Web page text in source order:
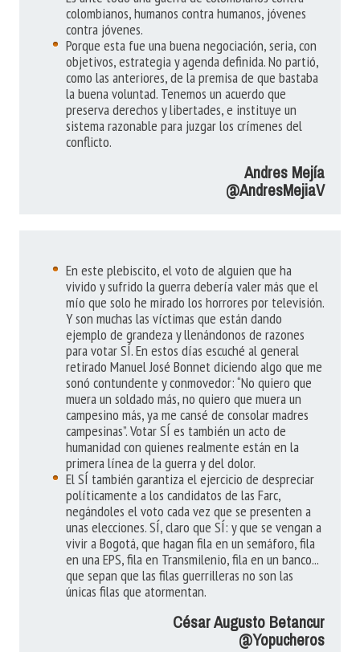
colombianos, humanos contra humanos, jóvenes
contra jóvenes.
Porque esta fue una buena negociación, seria, con
objetivos, estrategia y agenda definida. No partió,
como las anteriores, de la premisa de que bastaba
la buena voluntad. Tenemos un acuerdo que
preserva derechos y libertades, e instituye un
sistema razonable para juzgar los crímenes del
conflicto.
Andres Mejía
@AndresMejiaV
En este plebiscito, el voto de alguien que ha
vivido y sufrido la guerra debería valer más que el
mío que solo he mirado los horrores por televisión.
Y son muchas las víctimas que están dando
ejemplo de grandeza y llenándonos de razones
para votar SÍ. En estos días escuché al general
retirado Manuel José Bonnet diciendo algo que me
sonó contundente y conmovedor: “No quiero que
muera un soldado más, no quiero que muera un
campesino más, ya me cansé de consolar madres
campesinas”. Votar SÍ es también un acto de
humanidad con quienes realmente están en la
primera línea de la guerra y del dolor.
El SÍ también garantiza el ejercicio de despreciar
políticamente a los candidatos de las Farc,
negándoles el voto cada vez que se presenten a
unas elecciones. SÍ, claro que SÍ: y que se vengan a
vivir a Bogotá, que hagan fila en un semáforo, fila
en una EPS, fila en Transmilenio, fila en un banco...
que sepan que las filas guerrilleras no son las
únicas filas que atormentan.
César Augusto Betancur
@Yopucheros